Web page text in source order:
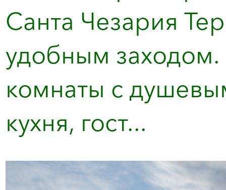
Санта Чезария
удобным заходом.
комнаты с
кухня, гост...